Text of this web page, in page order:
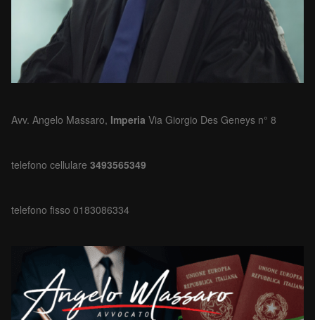
Avv. Angelo Massaro, Imperia Via Giorgio Des Geneys n° 8
telefono cellulare 3493565349
telefono fisso 0183086334